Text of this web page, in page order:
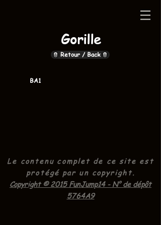
Gorille
Retour / Back
BA1
Le contenu complet de ce site est
protégé par un copyright.
Copyright © 2015 FunJump14 - N° de dépôt
5764A9